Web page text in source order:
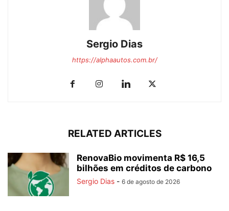
Sergio Dias
https://alphaautos.com.br/
RELATED ARTICLES
RenovaBio movimenta R$ 16,5
bilhões em créditos de carbono
Sergio Dias - 6 de agosto de 2026